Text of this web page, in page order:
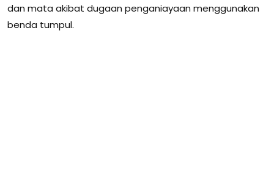
dan mata akibat dugaan penganiayaan menggunakan
benda tumpul.